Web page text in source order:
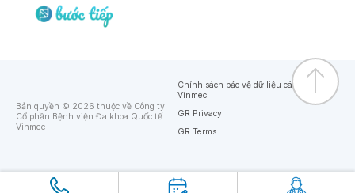
Bản quyền © 2026 thuộc về Công ty
Cổ phần Bệnh viện Đa khoa Quốc tế
Vinmec
Chính sách bảo vệ dữ liệu cá nhân của
Vinmec
GR Privacy
GR Terms